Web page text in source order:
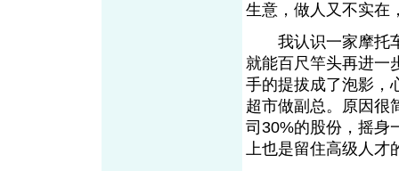
生意，做人又不实在
我认识一家摩托车
就能百尺竿头再进一
手的提拔成了泡影，
超市做副总。原因很
司30%的股份，摇身
上也是留住高级人才